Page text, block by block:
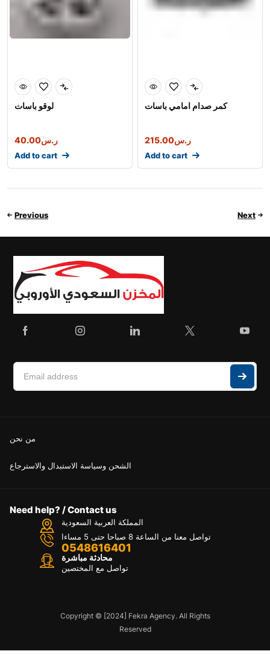
لوقو باسات
ر.س40.00
Add to cart
كمر صدام امامي باسات
ر.س215.00
Add to cart
Previous Next
من نحن
الشحن وسياسة الاستبدال والاسترجاع
Need help? / Contact us
المملكة العربية السعودية
تواصل معنا من الساعة 8 صباحا حتى 5 مساءا
0548616401
محادثة مباشرة
تواصل مع المختصين
Copyright © [2024] Fekra Agency. All Rights
Reserved